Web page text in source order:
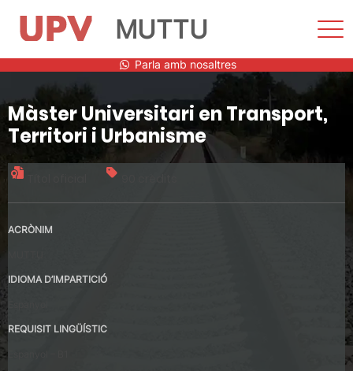
contingut
MUTTU
Parla amb nosaltres
Màster Universitari en Transport,
Territori i Urbanisme
ACRÒNIM
IDIOMA D’IMPARTICIÓ
REQUISIT LINGÜÍSTIC